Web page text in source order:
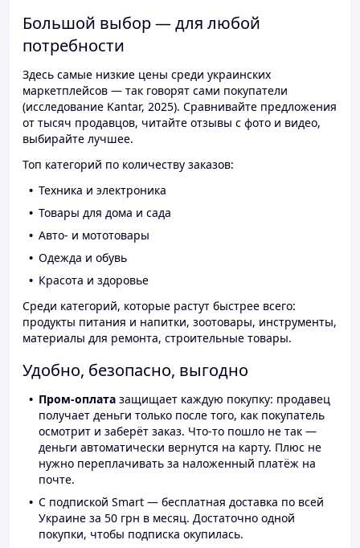
Большой выбор — для любой
потребности
Здесь самые низкие цены среди украинских
маркетплейсов — так говорят сами покупатели
(исследование Kantar, 2025). Сравнивайте предложения
от тысяч продавцов, читайте отзывы с фото и видео,
выбирайте лучшее.
Топ категорий по количеству заказов:
Техника и электроника
Товары для дома и сада
Авто- и мототовары
Одежда и обувь
Красота и здоровье
Среди категорий, которые растут быстрее всего:
продукты питания и напитки, зоотовары, инструменты,
материалы для ремонта, строительные товары.
Удобно, безопасно, выгодно
Пром-оплата защищает каждую покупку: продавец
получает деньги только после того, как покупатель
осмотрит и заберёт заказ. Что-то пошло не так —
деньги автоматически вернутся на карту. Плюс не
нужно переплачивать за наложенный платёж на
почте.
С подпиской Smart — бесплатная доставка по всей
Украине за 50 грн в месяц. Достаточно одной
покупки, чтобы подписка окупилась.